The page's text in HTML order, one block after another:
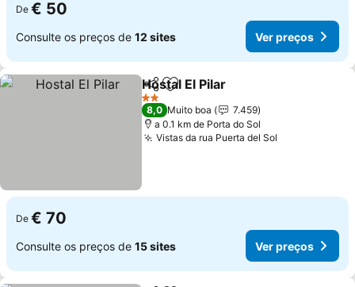
De € 50
Consulte os preços de 12 sites Ver preços
PartilharAdicionar aos favoritos
Hostal El Pilar
2 Estrelas
8,0 Muito boa
7.459
a 0.1 km de Porta do Sol
Vistas da rua Puerta del Sol
De € 70
Consulte os preços de 15 sites Ver preços